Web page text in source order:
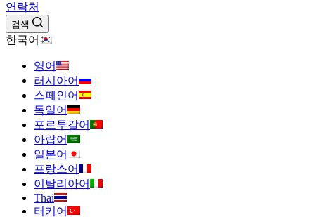
연락처
검색
한국어
영어
러시아어
스페인어
독일어
포르투갈어
아랍어
일본어
프랑스어
이탈리아어
Thai
터키어